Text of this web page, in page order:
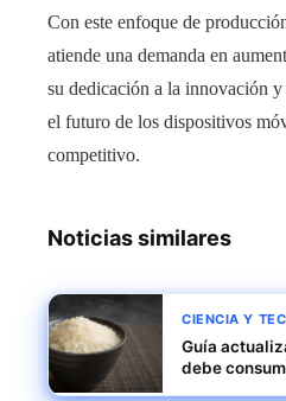
Con este enfoque de
atiende una demanda en
su dedicación a la innovación
el futuro de los dispositivos
competitivo.
Noticias similares
CIENCIA Y
Guía
debe